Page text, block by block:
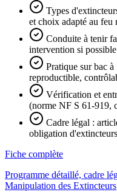
Types
et choix adapté au feu
Conduite à tenir
intervention si possible
Pratique sur bac
reproductible,
Vérification et
(norme NF S 61-919,
Cadre légal :
obligation
Fiche complète
Programme détaillé, cadre
Manipulation des Extincteurs